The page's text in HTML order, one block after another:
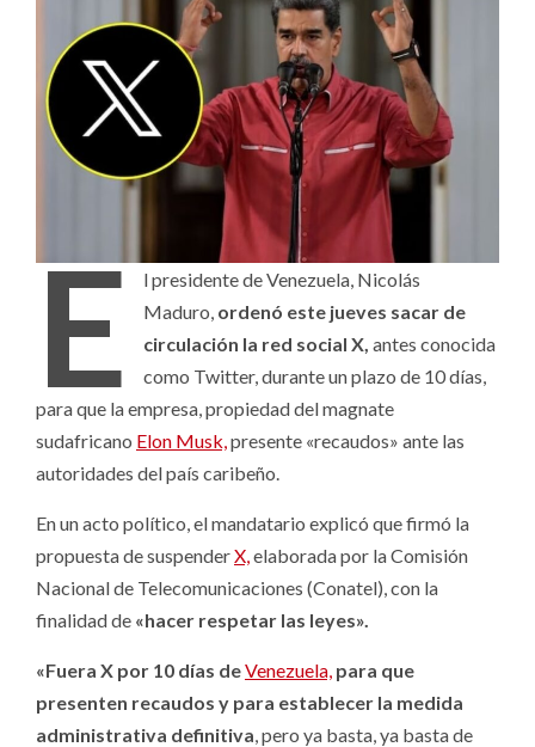
E
l presidente de Venezuela, Nicolás
Maduro, ordenó este jueves sacar de
circulación la red social X, antes conocida
como Twitter, durante un plazo de 10 días,
para que la empresa, propiedad del magnate
sudafricano Elon Musk,presente «recaudos» ante las
autoridades del país caribeño.
En un acto político, el mandatario explicó que firmó la
propuesta de suspenderX,elaborada por la Comisión
Nacional de Telecomunicaciones (Conatel), con la
finalidad de «hacer respetar las leyes».
«Fuera X por 10 días deVenezuela, para que
presenten recaudos y para establecer la medida
administrativa definitiva, pero ya basta, ya basta de